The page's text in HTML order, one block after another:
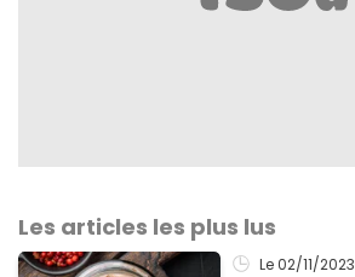
Les articles les plus lus
Le 02/11/2023